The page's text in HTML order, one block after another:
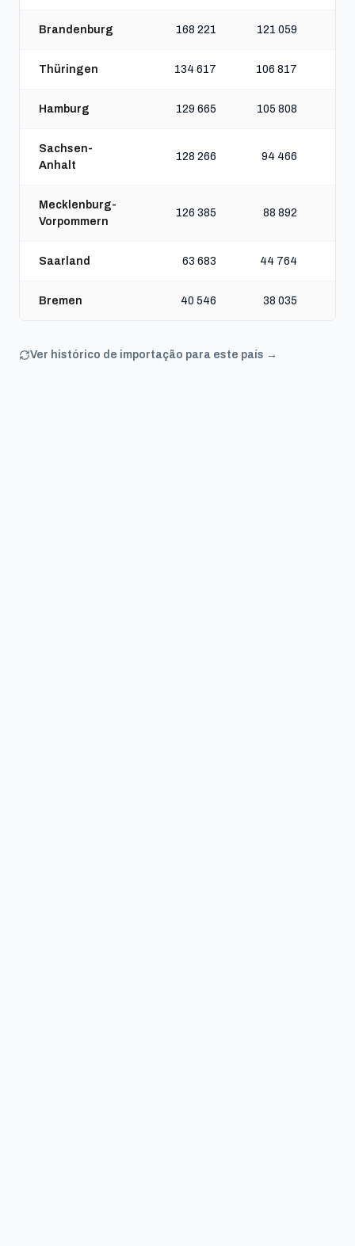
Brandenburg 168 221 121 059
Thüringen 134 617 106 817
Hamburg 129 665 105 808
Sachsen-
Anhalt
128 266 94 466
Mecklenburg-
Vorpommern
126 385 88 892
Saarland 63 683 44 764
Bremen 40 546 38 035
Ver histórico de importação para este país →